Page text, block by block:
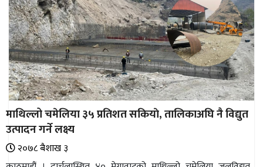
माथिल्लो चमेलिया ३५ प्रतिशत सकियाे, तालिकाअघि नै विद्युत
उत्पादन गर्ने लक्ष्य
२०७८ ब‌ैशाख ३